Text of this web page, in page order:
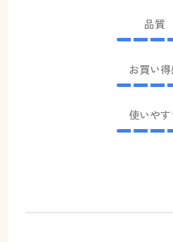
品質
お買い得
使いやす